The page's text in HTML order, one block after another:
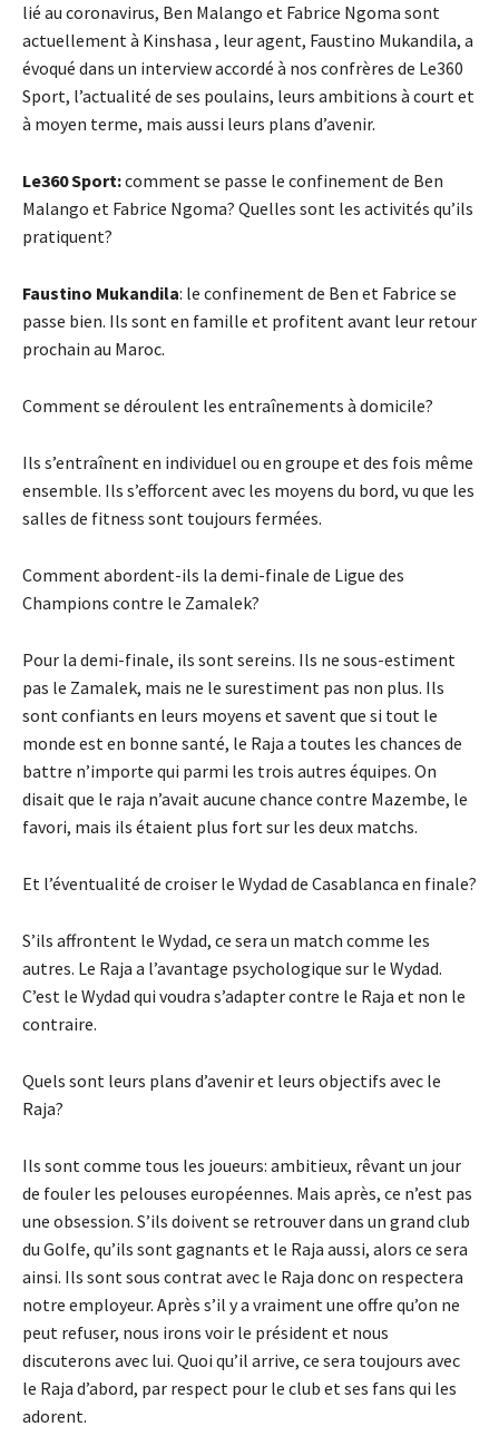
lié au coronavirus, Ben Malango et Fabrice Ngoma sont
actuellement à Kinshasa , leur agent, Faustino Mukandila, a
évoqué dans un interview accordé à nos confrères de Le360
Sport, l’actualité de ses poulains, leurs ambitions à court et
à moyen terme, mais aussi leurs plans d’avenir.
Le360 Sport:comment se passe le confinement de Ben
Malango et Fabrice Ngoma? Quelles sont les activités qu’ils
pratiquent?
Faustino Mukandila: le confinement de Ben et Fabrice se
passe bien. Ils sont en famille et profitent avant leur retour
prochain au Maroc.
Comment se déroulent les entraînements à domicile?
Ils s’entraînent en individuel ou en groupe et des fois même
ensemble. Ils s’efforcent avec les moyens du bord, vu que les
salles de fitness sont toujours fermées.
Comment abordent-ils la demi-finale de Ligue des
Champions contre le Zamalek?
Pour la demi-finale, ils sont sereins. Ils ne sous-estiment
pas le Zamalek, mais ne le surestiment pas non plus. Ils
sont confiants en leurs moyens et savent que si tout le
monde est en bonne santé, le Raja a toutes les chances de
battre n’importe qui parmi les trois autres équipes. On
disait que le raja n’avait aucune chance contre Mazembe, le
favori, mais ils étaient plus fort sur les deux matchs.
Et l’éventualité de croiser le Wydad de Casablanca en finale?
S’ils affrontent le Wydad, ce sera un match comme les
autres. Le Raja a l’avantage psychologique sur le Wydad.
C’est le Wydad qui voudra s’adapter contre le Raja et non le
contraire.
Quels sont leurs plans d’avenir et leurs objectifs avec le
Raja?
Ils sont comme tous les joueurs: ambitieux, rêvant un jour
de fouler les pelouses européennes. Mais après, ce n’est pas
une obsession. S’ils doivent se retrouver dans un grand club
du Golfe, qu’ils sont gagnants et le Raja aussi, alors ce sera
ainsi. Ils sont sous contrat avec le Raja donc on respectera
notre employeur. Après s’il y a vraiment une offre qu’on ne
peut refuser, nous irons voir le président et nous
discuterons avec lui. Quoi qu’il arrive, ce sera toujours avec
le Raja d’abord, par respect pour le club et ses fans qui les
adorent.